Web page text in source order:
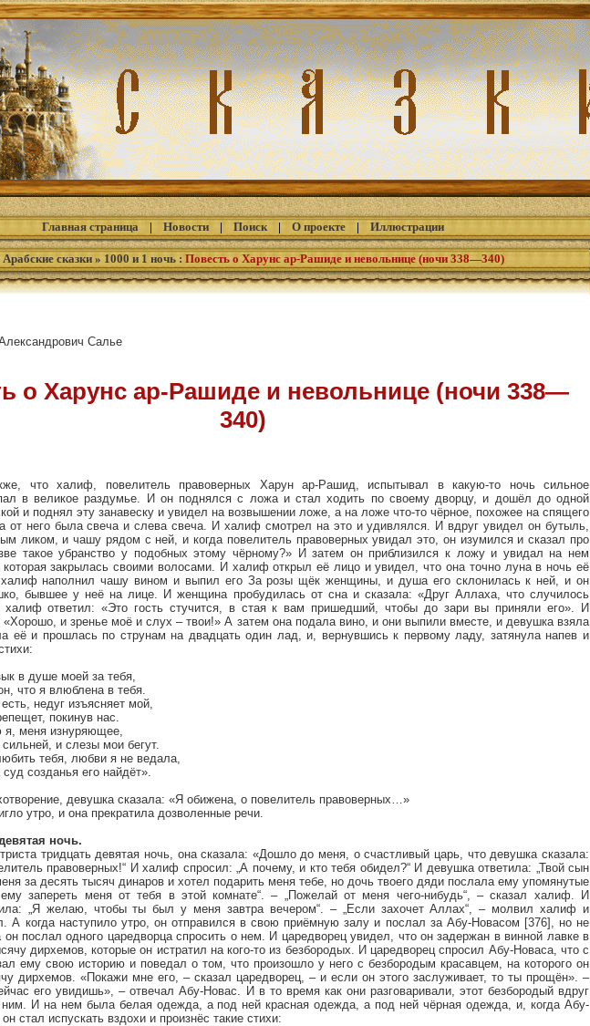
Главная страница| Новости| Поиск| О проекте| Иллюстрации
Арабские сказки » 1000 и 1 ночь : Повесть о Харунс ар-Рашиде и невольнице (ночи 338—340)
Салье
о Харунс ар-Рашиде и невольнице (ночи 338—
340)
что халиф, повелитель правоверных Харун ар-Рашид, испытывал в какую-то ночь сильное
в великое раздумье. И он поднялся с ложа и стал ходить по своему дворцу, и дошёл до одной
и поднял эту занавеску и увидел на возвышении ложе, а на ложе что-то чёрное, похожее на спящего
от него была свеча и слева свеча. И халиф смотрел на это и удивлялся. И вдруг увидел он бутыль,
ликом, и чашу рядом с ней, и когда повелитель правоверных увидал это, он изумился и сказал про
такое убранство у подобных этому чёрному?» И затем он приблизился к ложу и увидал на нем
закрылась своими волосами. И халиф открыл её лицо и увидел, что она точно луна в ночь её
халиф наполнил чашу вином и выпил его За розы щёк женщины, и душа его склонилась к ней, и он
бывшее у неё на лице. И женщина пробудилась от сна и сказала: «Друг Аллаха, что случилось
ответил: «Это гость стучится, в стая к вам пришедший, чтобы до зари вы приняли его». И
и зренье моё и слух – твои!» А затем она подала вино, и они выпили вместе, и девушка взяла
её и прошлась по струнам на двадцать один лад, и, вернувшись к первому ладу, затянула напев и
в душе моей за тебя,
что я влюблена в тебя.
недуг изъясняет мой,
покинув нас.
меня изнуряющее,
и слезы мои бегут.
тебя, любви я не ведала,
созданья его найдёт».
девушка сказала: «Я обижена, о повелитель правоверных…»
утро, и она прекратила дозволенные речи.
ночь.
тридцать девятая ночь, она сказала: «Дошло до меня, о счастливый царь, что девушка сказала:
правоверных!“ И халиф спросил: „А почему, и кто тебя обидел?“ И девушка ответила: „Твой сын
за десять тысяч динаров и хотел подарить меня тебе, но дочь твоего дяди послала ему упомянутые
запереть меня от тебя в этой комнате“. – „Пожелай от меня чего-нибудь“, – сказал халиф. И
„Я желаю, чтобы ты был у меня завтра вечером“. – „Если захочет Аллах“, – молвил халиф и
А когда наступило утро, он отправился в свою приёмную залу и послал за Абу-Новасом [376], но не
он послал одного царедворца спросить о нем. И царедворец увидел, что он задержан в винной лавке в
дирхемов, которые он истратил на кого-то из безбородых. И царедворец спросил Абу-Новаса, что с
ему свою историю и поведал о том, что произошло у него с безбородым красавцем, на которого он
дирхемов. «Покажи мне его, – сказал царедворец, – и если он этого заслуживает, то ты прощён». –
его увидишь», – отвечал Абу-Новас. И в то время как они разговаривали, этот безбородый вдруг
И на нем была белая одежда, а под ней красная одежда, а под ней чёрная одежда, и, когда Абу-
стал испускать вздохи и произнёс такие стихи: